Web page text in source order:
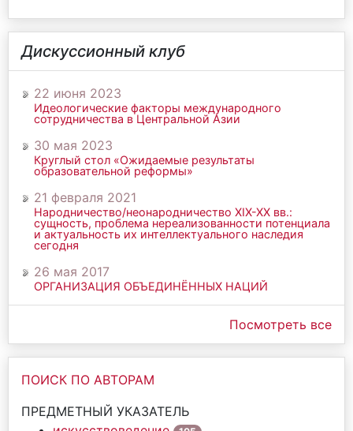
Дискуссионный клуб
22 июня 2023
Идеологические факторы международного
сотрудничества в Центральной Азии
30 мая 2023
Круглый стол «Ожидаемые результаты
образовательной реформы»
21 февраля 2021
Народничество/неонародничество ХIХ-ХХ вв.:
сущность, проблема нереализованности потенциала
и актуальность их интеллектуального наследия
сегодня
26 мая 2017
ОРГАНИЗАЦИЯ ОБЪЕДИНЁННЫХ НАЦИЙ
Посмотреть все
ПОИСК ПО АВТОРАМ
ПРЕДМЕТНЫЙ УКАЗАТЕЛЬ